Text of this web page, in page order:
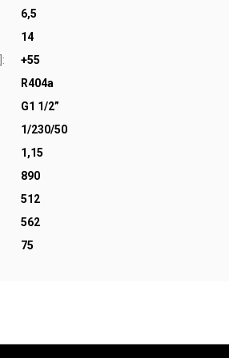
6,5
14
:
+55
R404a
G1 1/2”
1/230/50
1,15
890
512
562
75